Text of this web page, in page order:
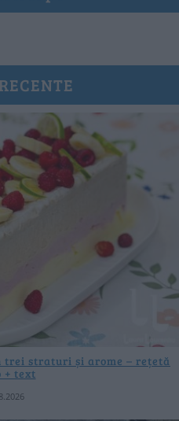
straturi și arome – rețetă
+ text